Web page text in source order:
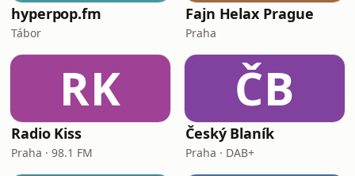
hyperpop.fm
Tábor
Fajn Helax Prague
Praha
RK
Radio Kiss
Praha · 98.1 FM
ČB
Český Blaník
Praha · DAB+